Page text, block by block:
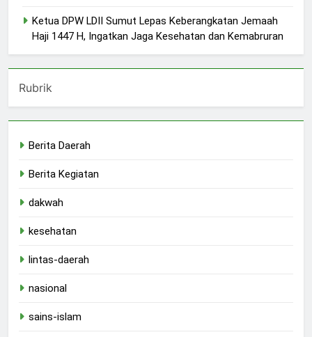
Ketua DPW LDII Sumut Lepas Keberangkatan Jemaah
Haji 1447 H, Ingatkan Jaga Kesehatan dan Kemabruran
Rubrik
Berita Daerah
Berita Kegiatan
dakwah
kesehatan
lintas-daerah
nasional
sains-islam